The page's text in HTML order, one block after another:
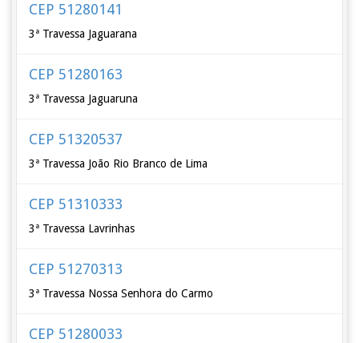
CEP 51280141
3ª Travessa Jaguarana
CEP 51280163
3ª Travessa Jaguaruna
CEP 51320537
3ª Travessa João Rio Branco de Lima
CEP 51310333
3ª Travessa Lavrinhas
CEP 51270313
3ª Travessa Nossa Senhora do Carmo
CEP 51280033